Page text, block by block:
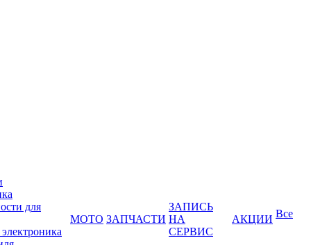
для
МОТО ЗАПЧАСТИ
ЗАПИСЬ
НА
СЕРВИС
АКЦИИ Все